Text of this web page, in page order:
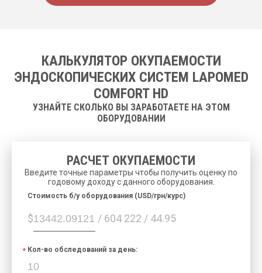
КАЛЬКУЛЯТОР ОКУПАЕМОСТИ
ЭНДОСКОПИЧЕСКИХ СИСТЕМ LAPOMED
COMFORT HD
УЗНАЙТЕ СКОЛЬКО ВЫ ЗАРАБОТАЕТЕ НА ЭТОМ
ОБОРУДОВАНИИ
РАСЧЕТ ОКУПАЕМОСТИ
Введите точные параметры чтобы получить оценку по
годовому доходу с данного оборудования.
$ / 604 222 / 44.95
Cтоимость б/у оборудования (USD/грн/курс)
Кол-во обследований за день: